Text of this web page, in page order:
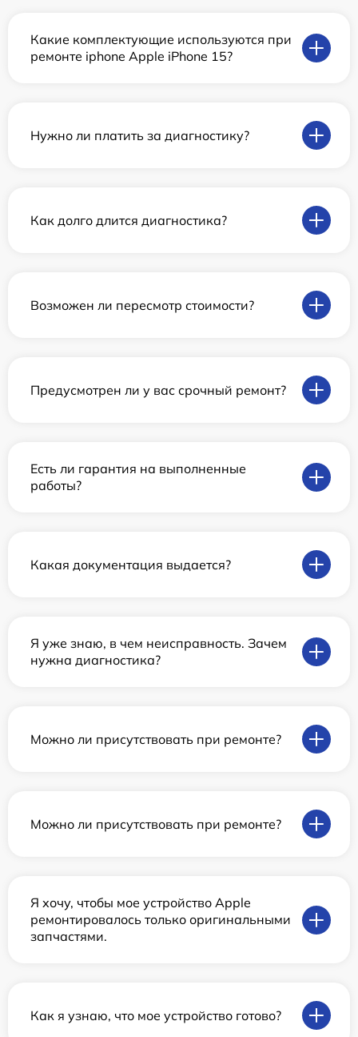
Какие комплектующие используются при
ремонте iphone Apple iPhone 15?
Нужно ли платить за диагностику?
Как долго длится диагностика?
Возможен ли пересмотр стоимости?
Предусмотрен ли у вас срочный ремонт?
Есть ли гарантия на выполненные
работы?
Какая документация выдается?
Я уже знаю, в чем неисправность. Зачем
нужна диагностика?
Можно ли присутствовать при ремонте?
Можно ли присутствовать при ремонте?
Я хочу, чтобы мое устройство Apple
ремонтировалось только оригинальными
запчастями.
Как я узнаю, что мое устройство готово?